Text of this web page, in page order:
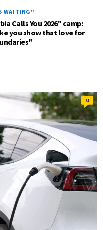
WAITING"
Calls You 2026" camp:
you show that love for
0